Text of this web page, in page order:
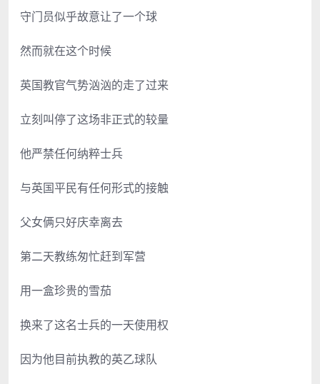
守门员似乎故意让了一个球
然而就在这个时候
英国教官气势汹汹的走了过来
立刻叫停了这场非正式的较量
他严禁任何纳粹士兵
与英国平民有任何形式的接触
父女俩只好庆幸离去
第二天教练匆忙赶到军营
用一盒珍贵的雪茄
换来了这名士兵的一天使用权
因为他目前执教的英乙球队